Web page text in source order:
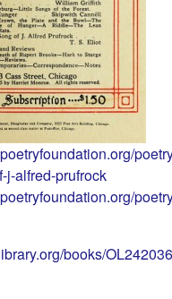
j-alfred-prufrock
books/